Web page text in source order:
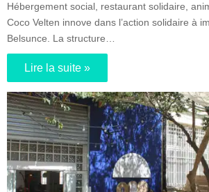
Hébergement social, restaurant solidaire,
Coco Velten innove dans l’action solidaire à
Belsunce. La structure…
Lire la suite »